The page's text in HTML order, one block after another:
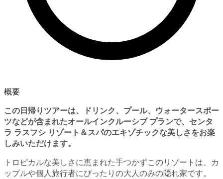
概要
この日帰りツアーは、ドリンク、プール、ウォータースポー
ツなどが含まれたオールインクルーシブ プランで、センタ
ラ ラスフシ リゾート＆スパのエキゾチックな美しさをお楽
しみいただけます。
トロピカルな美しさに恵まれた手つかずこのリゾートは、カ
ップルや個人旅行者にぴったりの大人のみの隠れ家です。